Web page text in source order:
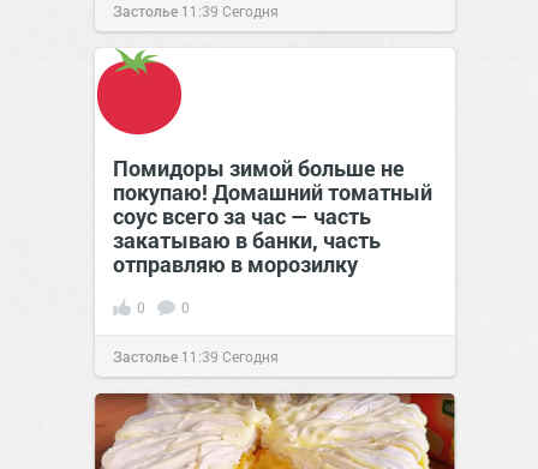
Застолье 11:39 Сегодня
Помидоры зимой больше не
покупаю! Домашний томатный
соус всего за час — часть
закатываю в банки, часть
отправляю в морозилку
0 0
Застолье 11:39 Сегодня